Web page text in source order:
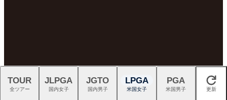
閉じる
TOUR
全ツアー
JLPGA
国内女子
JGTO
国内男子
LPGA
米国女子
PGA
米国男子 更新